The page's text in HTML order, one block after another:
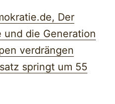
Der
und die Generation
verdrängen
springt um 55